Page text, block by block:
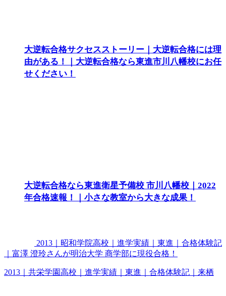
大逆転合格サクセスストーリー｜大逆転合格には理
由がある！｜大逆転合格なら東進市川八幡校にお任
せください！
大逆転合格なら東進衛星予備校 市川八幡校｜2022
年合格速報！｜小さな教室から大きな成果！
2013｜昭和学院高校｜進学実績｜東進｜合格体験記
｜富澤 澄玲さんが明治大学 商学部に現役合格！
2013｜共栄学園高校｜進学実績｜東進｜合格体験記｜来栖